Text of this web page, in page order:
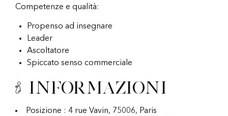
Competenze e qualità:
Propenso ad insegnare
Leader
Ascoltatore
Spiccato senso commerciale
Informazioni
Posizione : 4 rue Vavin, 75006, Paris